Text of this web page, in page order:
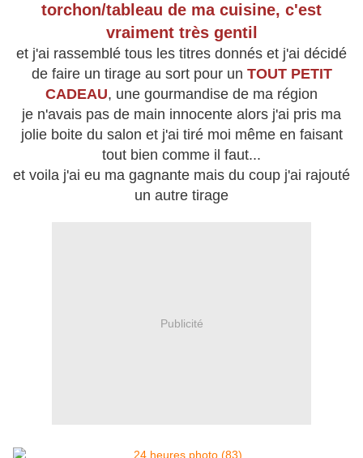
torchon/tableau de ma cuisine, c'est
vraiment très gentil
et j'ai rassemblé tous les titres donnés et j'ai décidé
de faire un tirage au sort pour un TOUT PETIT
CADEAU, une gourmandise de ma région
je n'avais pas de main innocente alors j'ai pris ma
jolie boite du salon et j'ai tiré moi même en faisant
tout bien comme il faut...
et voila j'ai eu ma gagnante mais du coup j'ai rajouté
un autre tirage
Publicité